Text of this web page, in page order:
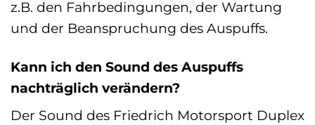
z.B. den Fahrbedingungen, der Wartung
und der Beanspruchung des Auspuffs.
Kann ich den Sound des Auspuffs
nachträglich verändern?
Der Sound des Friedrich Motorsport Duplex